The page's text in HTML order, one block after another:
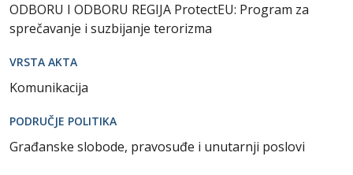
ODBORU I ODBORU REGIJA ProtectEU: Program za
sprečavanje i suzbijanje terorizma
VRSTA AKTA
Komunikacija
PODRUČJE POLITIKA
Građanske slobode, pravosuđe i unutarnji poslovi